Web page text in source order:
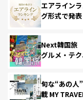
エアライン
グ形式で発表
Next韓国旅
グルメ・テ
旬な“あの人
載 MY